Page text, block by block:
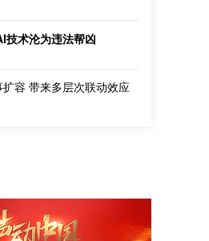
技术沦为违法帮凶
容 带来多层次联动效应